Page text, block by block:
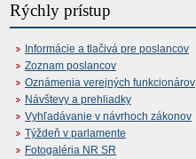
Rýchly prístup
Informácie a tlačivá pre poslancov
Zoznam poslancov
Oznámenia verejných funkcionárov
Návštevy a prehliadky
Vyhľadávanie v návrhoch zákonov
Týždeň v parlamente
Fotogaléria NR SR